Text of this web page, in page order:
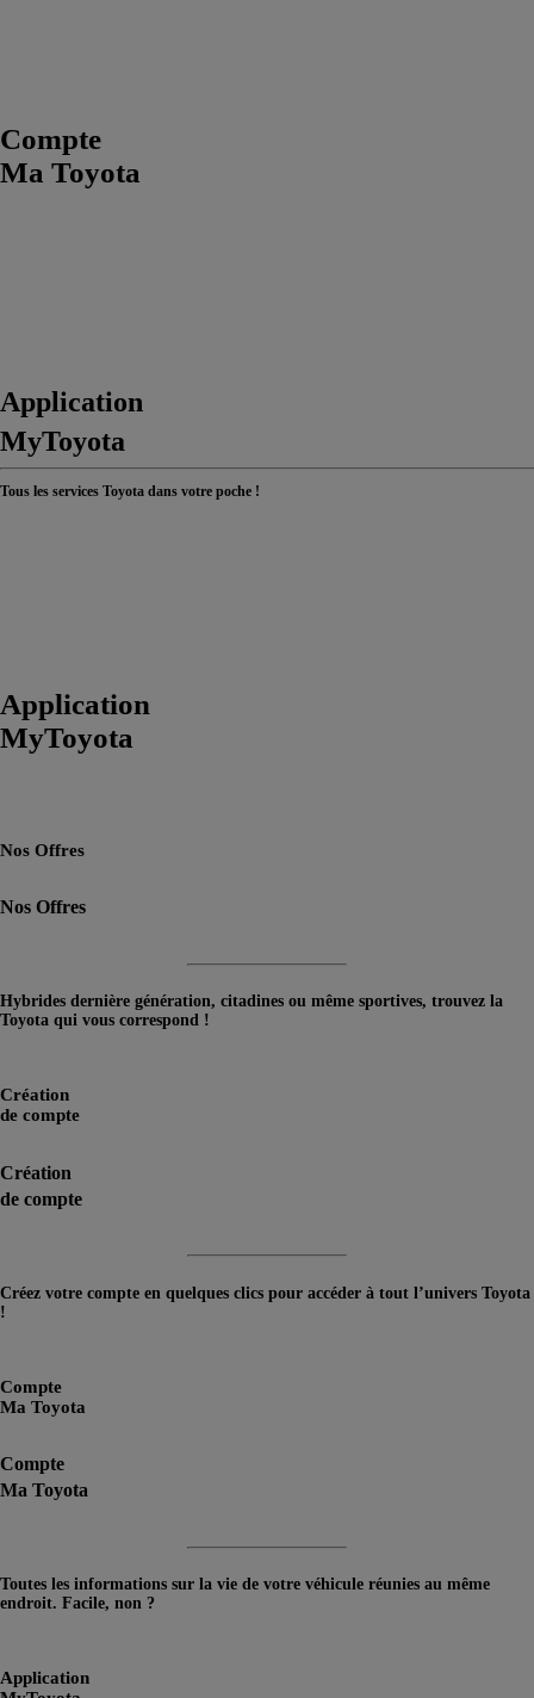
Compte
Ma Toyota
Application
MyToyota
Tous les services Toyota dans votre poche !
Application
MyToyota
Nos Offres
Nos Offres
Hybrides dernière génération, citadines ou même sportives, trouvez la
Toyota qui vous correspond !
Création
de compte
Création
de compte
Créez votre compte en quelques clics pour accéder à tout l’univers Toyota
!
Compte
Ma Toyota
Compte
Ma Toyota
Toutes les informations sur la vie de votre véhicule réunies au même
endroit. Facile, non ?
Application